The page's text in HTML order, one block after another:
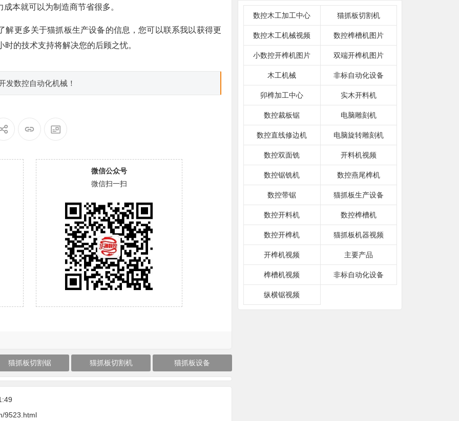
本就可以为制造商节省很多。
解更多关于猫抓板生产设备的信息，您可以联系我以获得更
的技术支持将解决您的后顾之忧。
发数控自动化机械！
微信公众号
微信扫一扫
猫抓板切割锯 猫抓板切割机 猫抓板设备
9523.html
数控木工加工中心 猫抓板切割机
数控木工机械视频 数控榫槽机图片
小数控开榫机图片 双端开榫机图片
木工机械 非标自动化设备
卯榫加工中心 实木开料机
数控裁板锯 电脑雕刻机
数控直线修边机 电脑旋转雕刻机
数控双面铣 开料机视频
数控锯铣机 数控燕尾榫机
数控带锯 猫抓板生产设备
数控开料机 数控榫槽机
数控开榫机 猫抓板机器视频
开榫机视频 主要产品
榫槽机视频 非标自动化设备
纵横锯视频